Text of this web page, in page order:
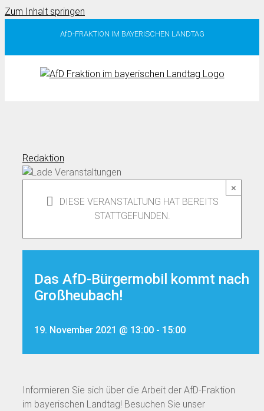
Zum Inhalt springen
AfD-FRAKTION IM BAYERISCHEN LANDTAG
Redaktion
×
DIESE VERANSTALTUNG HAT BEREITS
STATTGEFUNDEN.
Das AfD-Bürgermobil kommt nach
Großheubach!
19. November 2021 @ 13:00 - 15:00
Informieren Sie sich über die Arbeit der AfD-Fraktion
im bayerischen Landtag! Besuchen Sie unser